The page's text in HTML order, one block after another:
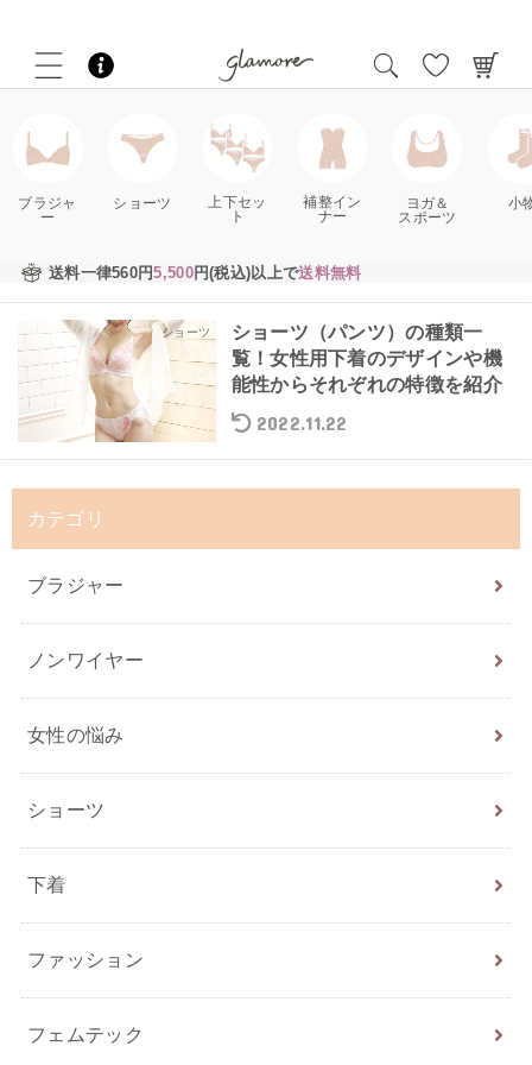
ブラジャ
ー
ショーツ
上下セッ
ト
補整イン
ナー
ヨガ＆
スポーツ
小
送料一律560円5,500円(税込)以上で送料無料
ショーツ
ショーツ（パンツ）の種類一
覧！女性用下着のデザインや機
能性からそれぞれの特徴を紹介
2022.11.22
カテゴリ
ブラジャー
ノンワイヤー
女性の悩み
ショーツ
下着
ファッション
フェムテック